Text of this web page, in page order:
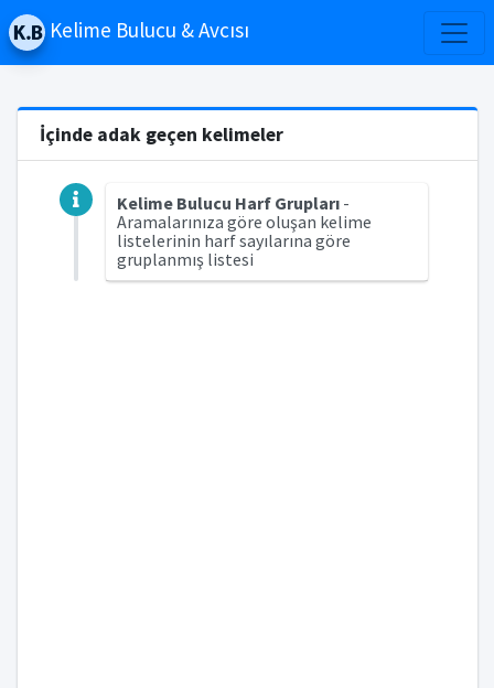
Kelime Bulucu & Avcısı
İçinde adak geçen kelimeler
Kelime Bulucu Harf Grupları-
Aramalarınıza göre oluşan kelime
listelerinin harf sayılarına göre
gruplanmış listesi